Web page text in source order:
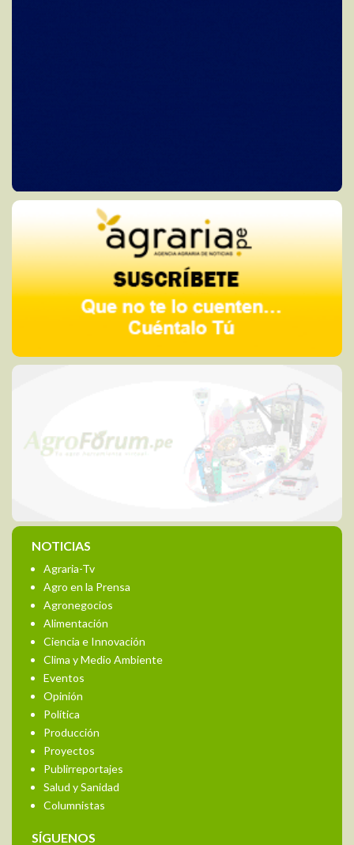
NOTICIAS
Agraria-Tv
Agro en la Prensa
Agronegocios
Alimentación
Ciencia e Innovación
Clima y Medio Ambiente
Eventos
Opinión
Política
Producción
Proyectos
Publirreportajes
Salud y Sanidad
Columnistas
SÍGUENOS